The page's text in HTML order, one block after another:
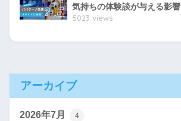
気持ちの体験談が与える影響
5023 views
アーカイブ
2026年7月 4